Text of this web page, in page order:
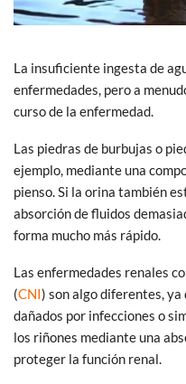
La insuficiente ingesta de
enfermedades, pero a
curso de la enfermedad.
Las piedras de burbujas o
ejemplo, mediante una
pienso. Si la orina también
absorción de fluidos
forma mucho más rápido.
Las enfermedades renales
(CNI) son algo diferentes, ya
dañados por infecciones o
los riñones mediante una
proteger la función renal.